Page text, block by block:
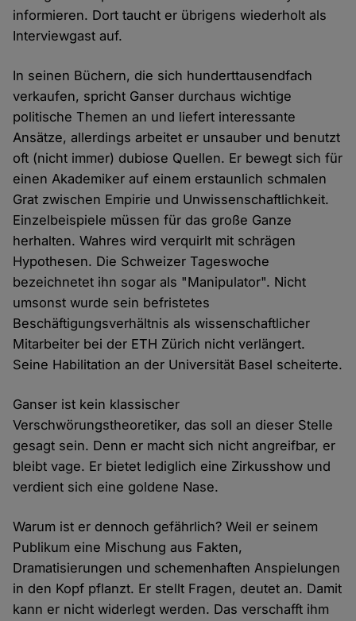
informieren. Dort taucht er übrigens wiederholt als
Interviewgast auf.
In seinen Büchern, die sich hunderttausendfach
verkaufen, spricht Ganser durchaus wichtige
politische Themen an und liefert interessante
Ansätze, allerdings arbeitet er unsauber und benutzt
oft (nicht immer) dubiose Quellen. Er bewegt sich für
einen Akademiker auf einem erstaunlich schmalen
Grat zwischen Empirie und Unwissenschaftlichkeit.
Einzelbeispiele müssen für das große Ganze
herhalten. Wahres wird verquirlt mit schrägen
Hypothesen. Die Schweizer Tageswoche
bezeichnetet ihn sogar als "Manipulator". Nicht
umsonst wurde sein befristetes
Beschäftigungsverhältnis als wissenschaftlicher
Mitarbeiter bei der ETH Zürich nicht verlängert.
Seine Habilitation an der Universität Basel scheiterte.
Ganser ist kein klassischer
Verschwörungstheoretiker, das soll an dieser Stelle
gesagt sein. Denn er macht sich nicht angreifbar, er
bleibt vage. Er bietet lediglich eine Zirkusshow und
verdient sich eine goldene Nase.
Warum ist er dennoch gefährlich? Weil er seinem
Publikum eine Mischung aus Fakten,
Dramatisierungen und schemenhaften Anspielungen
in den Kopf pflanzt. Er stellt Fragen, deutet an. Damit
kann er nicht widerlegt werden. Das verschafft ihm